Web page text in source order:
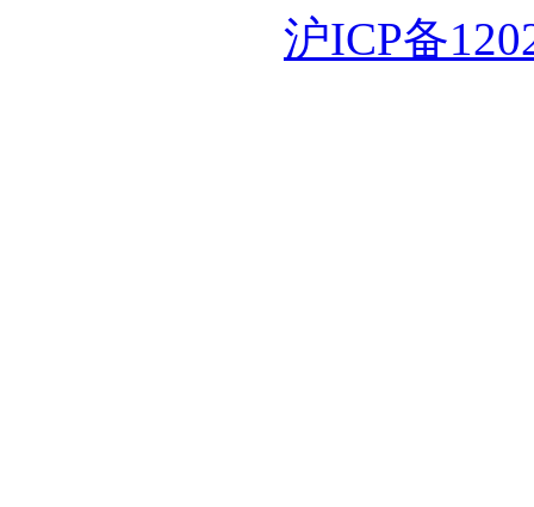
沪ICP备